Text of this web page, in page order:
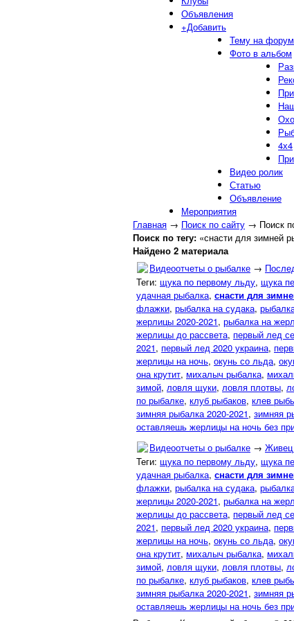
Объявления
+Добавить
Тему на
Фото в альбом
4х4
Видео ролик
Статью
Объявление
Мероприятия
Главная → Поиск по сайту → Поиск
Поиск по тегу: «снасти для зимней
Найдено 2 материала
Видеоотчеты о рыбалке →
Теги: щука по первому льду, щука
удачная рыбалка, снасти для
флажки, рыбалка на судака,
жерлицы 2020-2021, рыбалка на
жерлицы до рассвета, первый лед
2021, первый лед 2020 украина,
жерлицы на ночь, окунь со льда,
она крутит, михалыч рыбалка,
зимой, ловля щуки, ловля плотвы,
по рыбалке, клуб рыбаков, клев
зимняя рыбалка 2020-2021, зимняя
оставляешь жерлицы на ночь без
Видеоотчеты о рыбалке → Живец
Теги: щука по первому льду, щука
удачная рыбалка, снасти для
флажки, рыбалка на судака,
жерлицы 2020-2021, рыбалка на
жерлицы до рассвета, первый лед
2021, первый лед 2020 украина,
жерлицы на ночь, окунь со льда,
она крутит, михалыч рыбалка,
зимой, ловля щуки, ловля плотвы,
по рыбалке, клуб рыбаков, клев
зимняя рыбалка 2020-2021, зимняя
оставляешь жерлицы на ночь без